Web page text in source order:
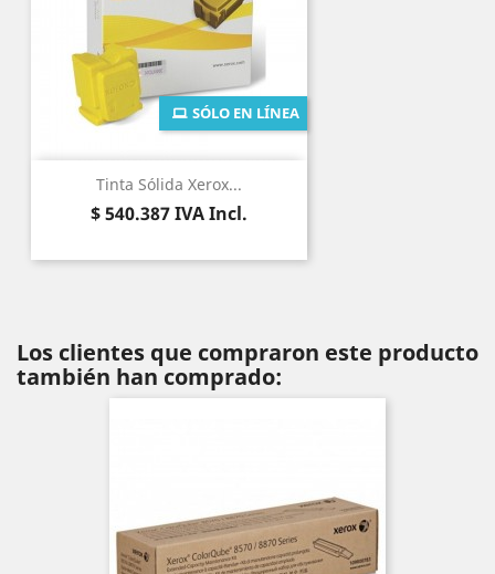
Tinta Sólida Xerox...
Precio
$ 540.387IVA Incl.
SÓLO EN LÍNEA
Los clientes que compraron este producto
también han comprado: